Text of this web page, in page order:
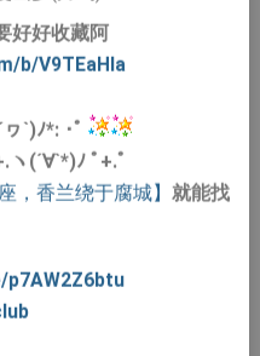
好好收藏阿
b/V9TEaHIa
`)ﾉ*: ･ﾟ
(´∀`*)ﾉ ﾟ+.ﾟ
，香兰绕于腐城】 就能找